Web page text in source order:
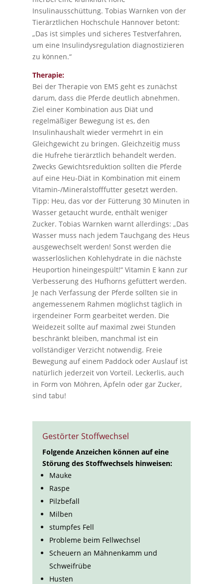
Insulinausschüttung. Tobias Warnken von der
Tierärztlichen Hochschule Hannover betont:
„Das ist simples und sicheres Testverfahren,
um eine Insulindysregulation diagnostizieren
zu können.“
Therapie:
Bei der Therapie von EMS geht es zunächst
darum, dass die Pferde deutlich abnehmen.
Ziel einer Kombination aus Diät und
regelmäßiger Bewegung ist es, den
Insulinhaushalt wieder vermehrt in ein
Gleichgewicht zu bringen. Gleichzeitig muss
die Hufrehe tierärztlich behandelt werden.
Zwecks Gewichtsreduktion sollten die Pferde
auf eine Heu-Diät in Kombination mit einem
Vitamin-/Mineralstofffutter gesetzt werden.
Tipp: Heu, das vor der Fütterung 30 Minuten in
Wasser getaucht wurde, enthält weniger
Zucker. Tobias Warnken warnt allerdings: „Das
Wasser muss nach jedem Tauchgang des Heus
ausgewechselt werden! Sonst werden die
wasserlöslichen Kohlehydrate in die nächste
Heuportion hineingespült!“ Vitamin E kann zur
Verbesserung des Hufhorns gefüttert werden.
Je nach Verfassung der Pferde sollten sie in
angemessenem Rahmen möglichst täglich in
irgendeiner Form gearbeitet werden. Die
Weidezeit sollte auf maximal zwei Stunden
beschränkt bleiben, manchmal ist ein
vollständiger Verzicht notwendig. Freie
Bewegung auf einem Paddock oder Auslauf ist
natürlich jederzeit von Vorteil. Leckerlis, auch
in Form von Möhren, Äpfeln oder gar Zucker,
sind tabu!
Gestörter Stoffwechsel
Folgende Anzeichen können auf eine
Störung des Stoffwechsels hinweisen:
Mauke
Raspe
Pilzbefall
Milben
stumpfes Fell
Probleme beim Fellwechsel
Scheuern an Mähnenkamm und
Schweifrübe
Husten